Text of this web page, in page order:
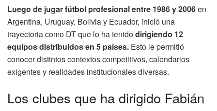
Luego de jugar fútbol profesional entre 1986 y 2006en
Argentina, Uruguay, Bolivia y Ecuador, inició una
trayectoria como DT que lo ha tenidodirigiendo 12
equipos distribuidos en 5 países. Esto le permitió
conocer distintos contextos competitivos, calendarios
exigentes y realidades institucionales diversas.
Los clubes que ha dirigido Fabián